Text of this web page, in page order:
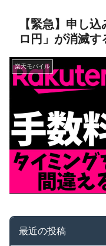
【緊急】申し
ロ円」が消滅
楽天モバイル
最近の投稿